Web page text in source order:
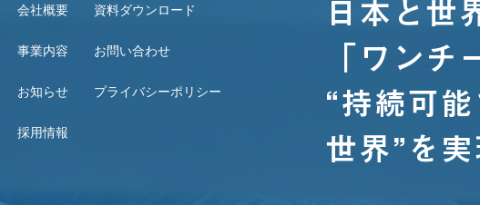
会社概要
事業内容
お知らせ
採用情報
資料ダウンロード
お問い合わせ
プライバシーポリシー
日本と世
「ワンチ
​“持続可
世界”を